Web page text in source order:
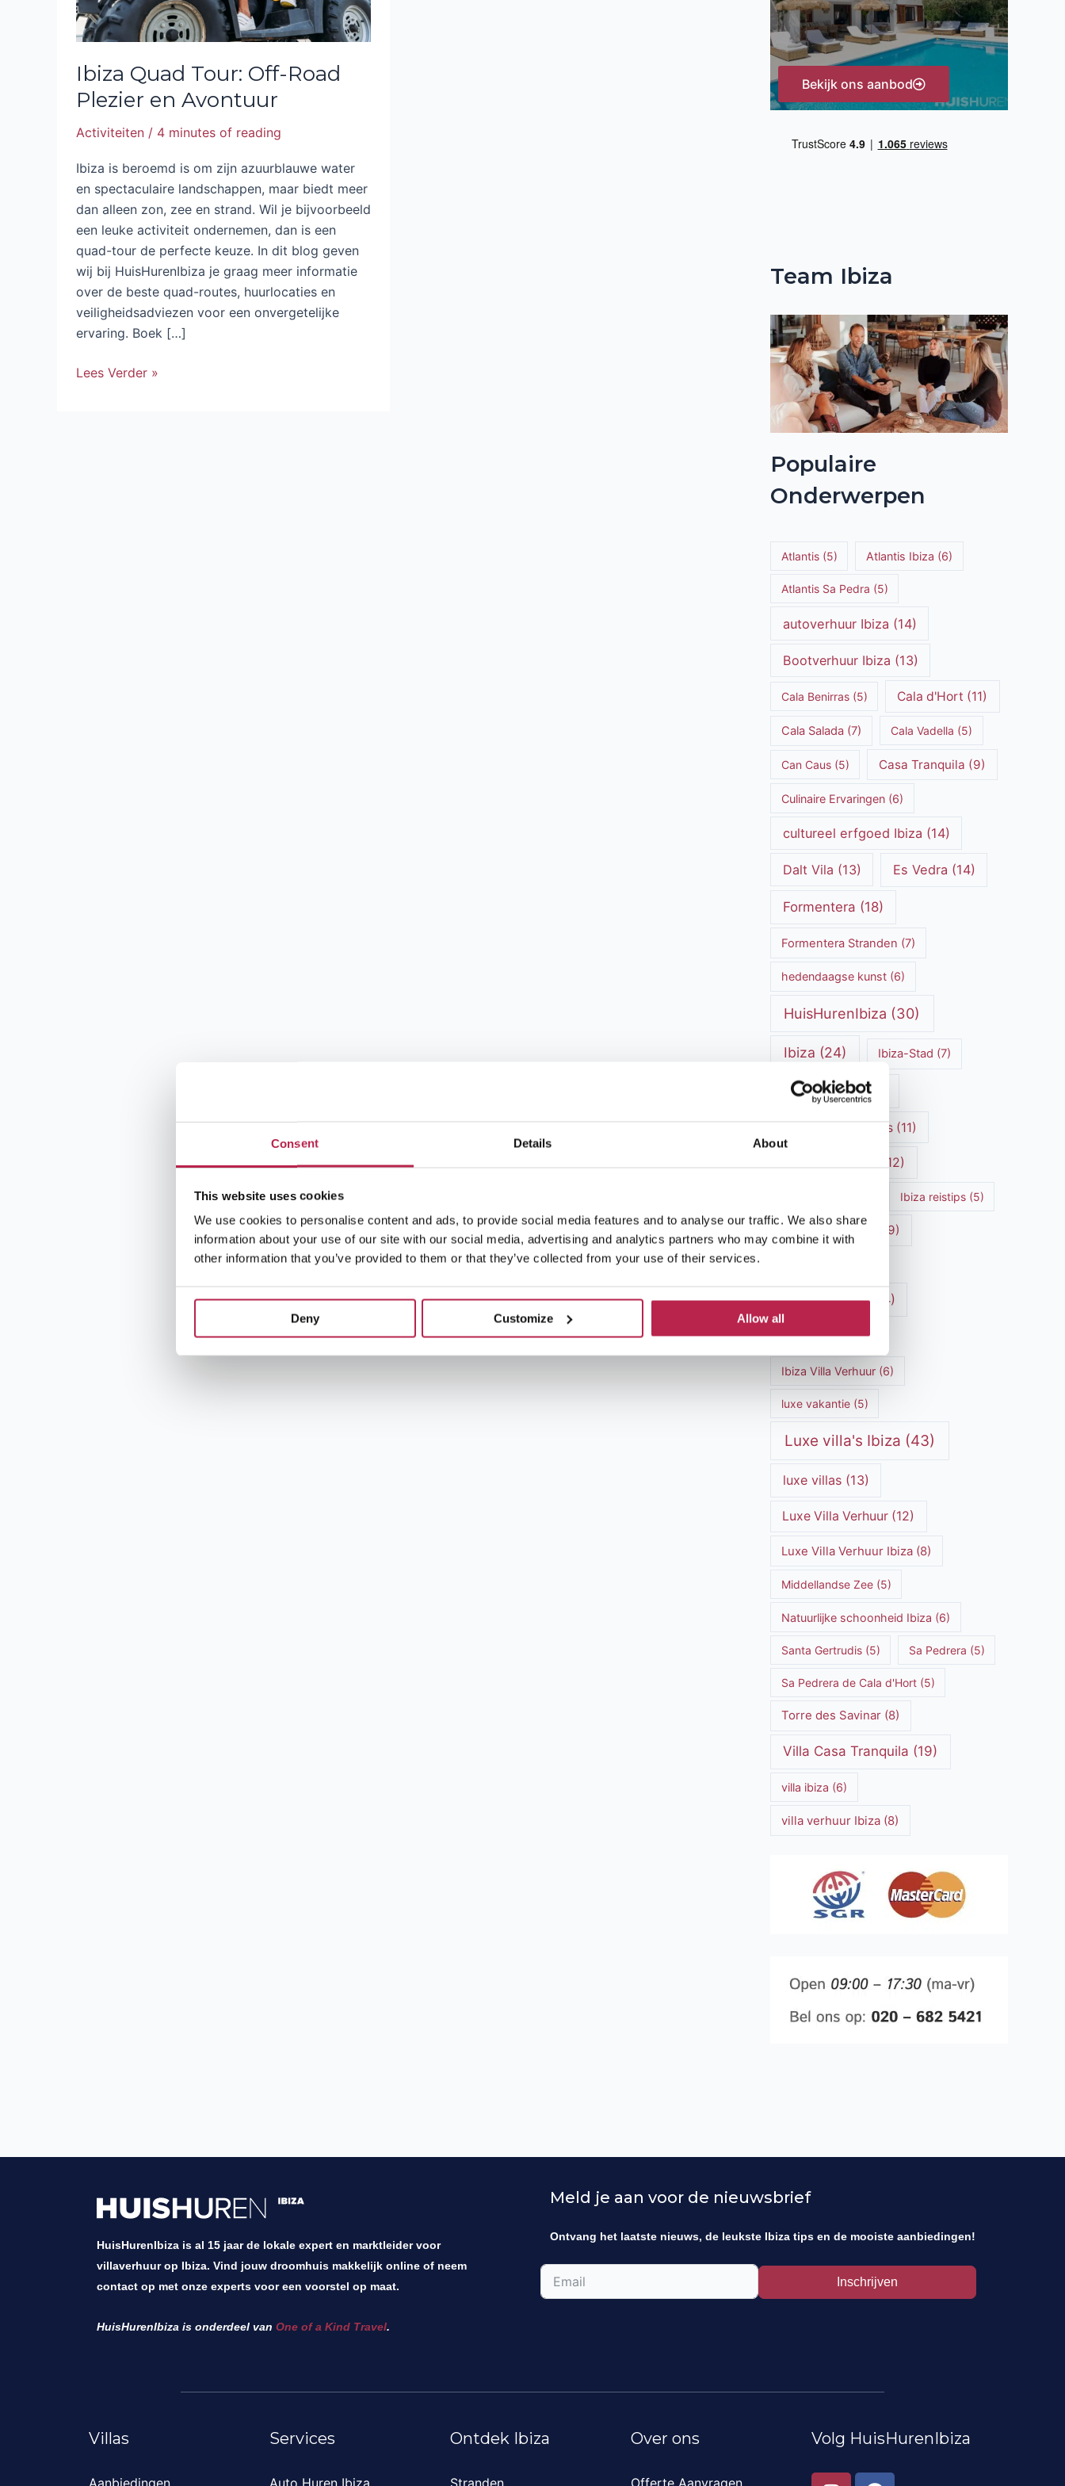
Consent Details About
This website uses cookies
We use cookies to personalise content and ads, to provide social media features and to analyse our traffic. We also share
information about your use of our site with our social media, advertising and analytics partners who may combine it with
other information that you’ve provided to them or that they’ve collected from your use of their services.
Deny Customize Allow all
Ibiza Quad Tour: Off-Road
Plezier en Avontuur
Activiteiten / 4 minutes of reading
Ibiza is beroemd is om zijn azuurblauwe water
en spectaculaire landschappen, maar biedt meer
dan alleen zon, zee en strand. Wil je bijvoorbeeld
een leuke activiteit ondernemen, dan is een
quad-tour de perfecte keuze. In dit blog geven
wij bij HuisHurenIbiza je graag meer informatie
over de beste quad-routes, huurlocaties en
veiligheidsadviezen voor een onvergetelijke
ervaring. Boek […]
Lees Verder »
:
Bekijk ons aanbod
Team Ibiza
Populaire
Onderwerpen
Atlantis(5) Atlantis Ibiza (6)
Atlantis Sa Pedra (5)
autoverhuur Ibiza (14)
Bootverhuur Ibiza (13)
Cala Benirras(5) Cala d'Hort (11)
Cala Salada (7) Cala Vadella (5)
Can Caus(5) Casa Tranquila (9)
Culinaire Ervaringen(6)
cultureel erfgoed Ibiza (14)
Dalt Vila (13) Es Vedra (14)
Formentera (18)
Formentera Stranden (7)
hedendaagse kunst(6)
HuisHurenIbiza (30)
Ibiza (24) Ibiza-Stad (7)
Ibiza cultuur(15)
Ibiza Geschiedenis (11)
(12)
Ibiza reistips(5)
Ibiza restaurants (9)
ibiza vakantie(14)
ibiza villas(15)
Ibiza Villa Verhuur(6)
luxe vakantie(5)
Luxe villa's Ibiza (43)
luxe villas(13)
Luxe Villa Verhuur (12)
Luxe Villa Verhuur Ibiza (8)
Middellandse Zee(5)
Natuurlijke schoonheid Ibiza (6)
Santa Gertrudis(5) Sa Pedrera (5)
Sa Pedrera de Cala d'Hort(5)
Torre des Savinar (8)
Villa Casa Tranquila (19)
villa ibiza (6)
villa verhuur Ibiza (8)
HuisHurenIbiza is al 15 jaar de lokale expert en marktleider voor
villaverhuur op Ibiza. Vind jouw droomhuis makkelijk online of neem
contact op met onze experts voor een voorstel op maat.
HuisHurenIbiza is onderdeel van One of a Kind Travel.
Meld je aan voor de nieuwsbrief
Ontvang het laatste nieuws, de leukste Ibiza tips en de mooiste aanbiedingen!
Inschrijven
Villas Services Ontdek Ibiza Over ons Volg HuisHurenIbiza